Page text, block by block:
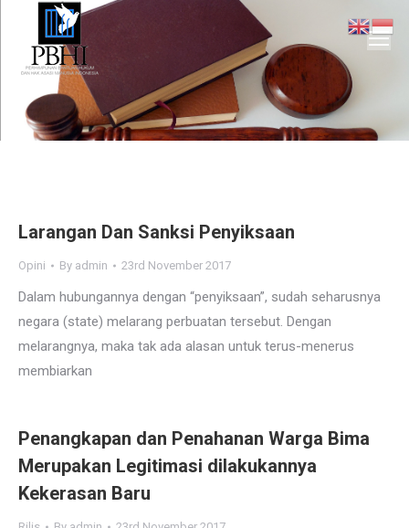
You are here:
Larangan Dan Sanksi Penyiksaan
Opini By admin 23rd November 2017
Dalam hubungannya dengan “penyiksaan”, sudah seharusnya
negara (state) melarang perbuatan tersebut. Dengan
melarangnya, maka tak ada alasan untuk terus-menerus
membiarkan
Penangkapan dan Penahanan Warga Bima
Merupakan Legitimasi dilakukannya
Kekerasan Baru